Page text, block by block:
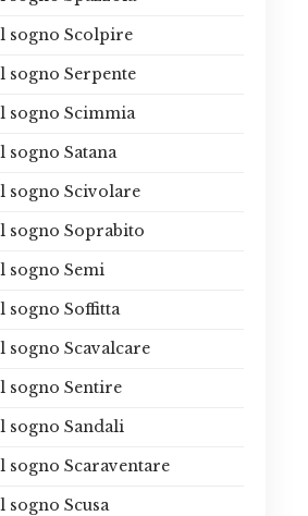
sogno Scolpire
sogno Serpente
sogno Scimmia
sogno Satana
sogno Scivolare
sogno Soprabito
sogno Semi
sogno Soffitta
sogno Scavalcare
sogno Sentire
sogno Sandali
sogno Scaraventare
sogno Scusa